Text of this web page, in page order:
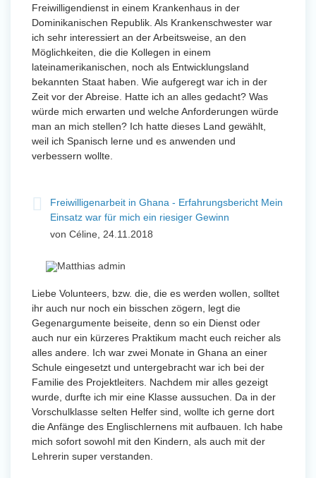
Freiwilligendienst in einem Krankenhaus in der
Dominikanischen Republik. Als Krankenschwester war
ich sehr interessiert an der Arbeitsweise, an den
Möglichkeiten, die die Kollegen in einem
lateinamerikanischen, noch als Entwicklungsland
bekannten Staat haben. Wie aufgeregt war ich in der
Zeit vor der Abreise. Hatte ich an alles gedacht? Was
würde mich erwarten und welche Anforderungen würde
man an mich stellen? Ich hatte dieses Land gewählt,
weil ich Spanisch lerne und es anwenden und
verbessern wollte.
Freiwilligenarbeit in Ghana - Erfahrungsbericht Mein
Einsatz war für mich ein riesiger Gewinn
von Céline, 24.11.2018
Liebe Volunteers, bzw. die, die es werden wollen, solltet
ihr auch nur noch ein bisschen zögern, legt die
Gegenargumente beiseite, denn so ein Dienst oder
auch nur ein kürzeres Praktikum macht euch reicher als
alles andere. Ich war zwei Monate in Ghana an einer
Schule eingesetzt und untergebracht war ich bei der
Familie des Projektleiters. Nachdem mir alles gezeigt
wurde, durfte ich mir eine Klasse aussuchen. Da in der
Vorschulklasse selten Helfer sind, wollte ich gerne dort
die Anfänge des Englischlernens mit aufbauen. Ich habe
mich sofort sowohl mit den Kindern, als auch mit der
Lehrerin super verstanden.